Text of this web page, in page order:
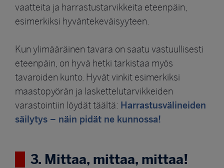
vaatteita ja harrastustarvikkeita eteenpäin,
esimerkiksi hyväntekeväisyyteen.
Kun ylimääräinen tavara on saatu vastuullisesti
eteenpäin, on hyvä hetki tarkistaa myös
tavaroiden kunto. Hyvät vinkit esimerkiksi
maastopyörän ja laskettelutarvikkeiden
varastointiin löydät täältä: Harrastusvälineiden
säilytys – näin pidät ne kunnossa!
3. Mittaa, mittaa, mittaa!